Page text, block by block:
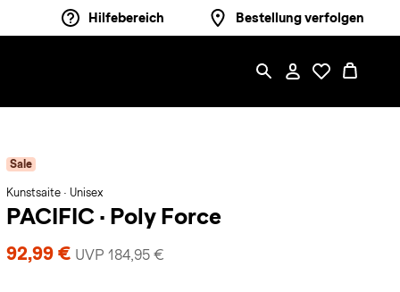
Hilfebereich Bestellung verfolgen
Sale
Kunstsaite · Unisex
PACIFIC · Poly Force
92,99 € UVP 184,95 €